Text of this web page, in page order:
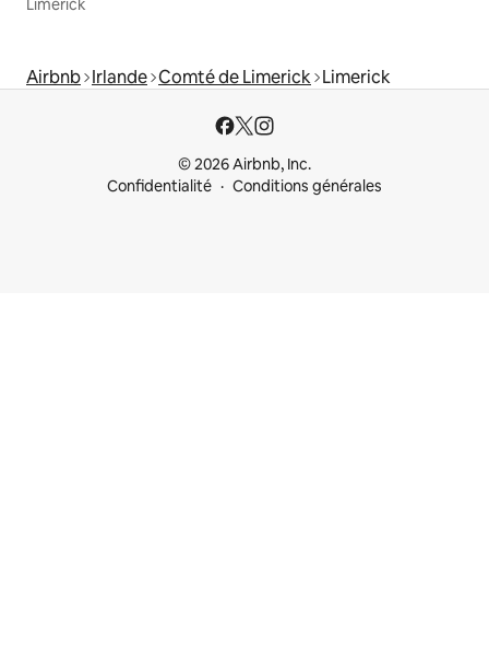
Limerick
Airbnb Irlande Comté de Limerick Limerick
© 2026 Airbnb, Inc.
Confidentialité
Conditions générales